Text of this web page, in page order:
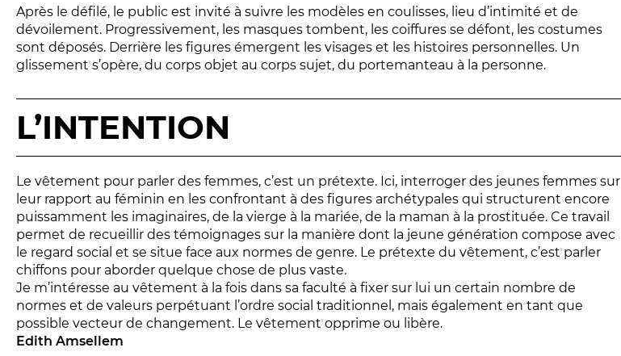
Après le défilé, le public est invité à suivre les modèles en coulisses, lieu d’intimité et de
dévoilement. Progressivement, les masques tombent, les coiffures se défont, les costumes
sont déposés. Derrière les figures émergent les visages et les histoires personnelles. Un
glissement s’opère, du corps objet au corps sujet, du portemanteau à la personne.
L’INTENTION
Le vêtement pour parler des femmes, c’est un prétexte. Ici, interroger des jeunes femmes sur
leur rapport au féminin en les confrontant à des figures archétypales qui structurent encore
puissamment les imaginaires, de la vierge à la mariée, de la maman à la prostituée. Ce travail
permet de recueillir des témoignages sur la manière dont la jeune génération compose avec
le regard social et se situe face aux normes de genre. Le prétexte du vêtement, c’est parler
chiffons pour aborder quelque chose de plus vaste.
Je m’intéresse au vêtement à la fois dans sa faculté à fixer sur lui un certain nombre de
normes et de valeurs perpétuant l’ordre social traditionnel, mais également en tant que
possible vecteur de changement. Le vêtement opprime ou libère.
Edith Amsellem